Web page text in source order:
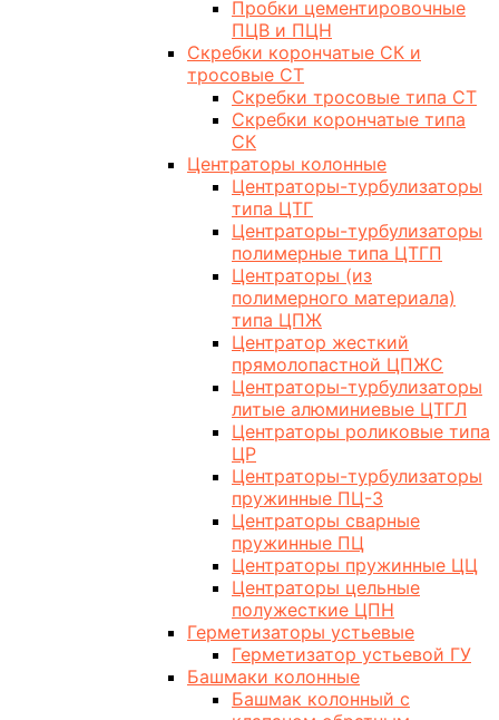
Пробки цементировочные
ПЦВ и ПЦН
Скребки корончатые СК и
тросовые СТ
Скребки тросовые типа СТ
Скребки корончатые типа
СК
Центраторы колонные
Центраторы-турбулизаторы
типа ЦТГ
Центраторы-турбулизаторы
полимерные типа ЦТГП
Центраторы (из
полимерного материала)
типа ЦПЖ
Центратор жесткий
прямолопастной ЦПЖС
Центраторы-турбулизаторы
литые алюминиевые ЦТГЛ
Центраторы роликовые типа
ЦР
Центраторы-турбулизаторы
пружинные ПЦ-3
Центраторы сварные
пружинные ПЦ
Центраторы пружинные ЦЦ
Центраторы цельные
полужесткие ЦПН
Герметизаторы устьевые
Герметизатор устьевой ГУ
Башмаки колонные
Башмак колонный с